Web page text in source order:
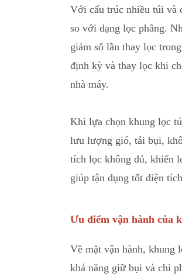
Với cấu trúc nhiều túi và
so với dạng lọc phẳng.
giảm số lần thay lọc
định kỳ và thay lọc khi
nhà máy.
Khi lựa chọn khung lọc
lưu lượng gió, tải bụi,
tích lọc không đủ, khiến
giúp tận dụng tốt diện
Ưu điểm vận hành của
Về mặt vận hành, khung
khả năng giữ bụi và chi